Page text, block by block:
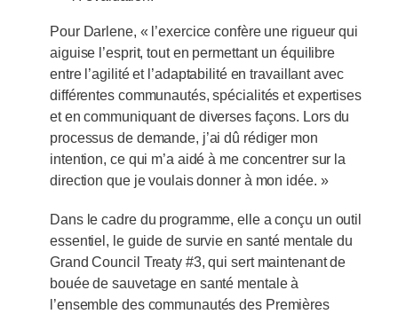
Pour Darlene, « l’exercice confère une rigueur qui
aiguise l’esprit, tout en permettant un équilibre
entre l’agilité et l’adaptabilité en travaillant avec
différentes communautés, spécialités et expertises
et en communiquant de diverses façons. Lors du
processus de demande, j’ai dû rédiger mon
intention, ce qui m’a aidé à me concentrer sur la
direction que je voulais donner à mon idée. »
Dans le cadre du programme, elle a conçu un outil
essentiel, le guide de survie en santé mentale du
Grand Council Treaty #3, qui sert maintenant de
bouée de sauvetage en santé mentale à
l’ensemble des communautés des Premières